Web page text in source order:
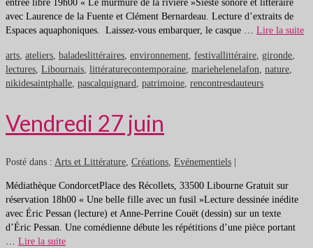
entrée libre 19h00 « Le murmure de la rivière »Sieste sonore et littéraire
avec Laurence de la Fuente et Clément Bernardeau. Lecture d’extraits de
Espaces aquaphoniques. Laissez-vous embarquer, le casque … Lire la suite
arts, ateliers, baladeslittéraires, environnement, festivallittéraire, gironde,
lectures, Libournais, littératurecontemporaine, mariehelenelafon, nature,
nikidesaintphalle, pascalquignard, patrimoine, rencontresdauteurs
Vendredi 27 juin
Posté dans : Arts et Littérature, Créations, Evénementiels
Médiathèque CondorcetPlace des Récollets, 33500 Libourne Gratuit sur
réservation 18h00 « Une belle fille avec un fusil »Lecture dessinée inédite
avec Éric Pessan (lecture) et Anne-Perrine Couët (dessin) sur un texte
d’Éric Pessan. Une comédienne débute les répétitions d’une pièce portant
… Lire la suite